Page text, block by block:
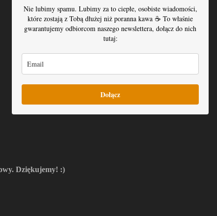
Nie lubimy spamu. Lubimy za to ciepłe, osobiste wiadomości,
które zostają z Tobą dłużej niż poranna kawa ☕️ To właśnie
gwarantujemy odbiorcom naszego newslettera, dołącz do nich
tutaj:
Dołącz
Dziękujemy! :)